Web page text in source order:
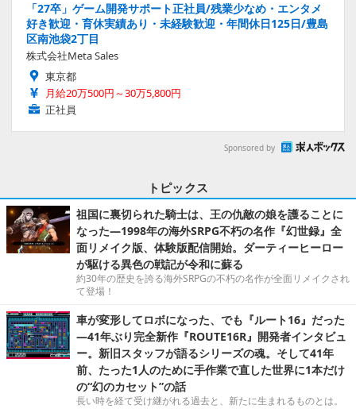
「27卒」ゲーム開発サポート正社員/残業少なめ・エンタメ
好き歓迎・育休実績あり・未経験歓迎・年間休日125日/豊島
区南池袋2丁目
株式会社Meta Sales
東京都
月給20万500円～30万5,800円
正社員
Sponsored by
トピックス
祖国に裏切られた騎士は、王の仇敵の娘を護ることに
なった―1998年の海外SRPG不朽の名作『幻世録』全
面リメイク版、体験版配信開始。ダーティーヒーロー
が駆ける異色の戦記が令和に蘇る
約30年の歴史を誇る海外SRPGの不朽の名作が全面リメイクされ
て登場！
車が変形してロボになった、でも『ルート16』だった
―41年ぶり完全新作『ROUTE16R』開発者インタビュ
ー。新旧スタッフが語るシリーズの魂。そして41年
前、たった1人のために手作業で直した世界に1本だけ
の“幻のカセット”の話
長い時を経て受け継がれる過去と、新たに生まれるものとは。